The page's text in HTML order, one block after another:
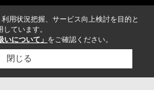
用状況把握、サービス向上検討を目的と
ています。
いについて」 をご確認ください。
閉じる